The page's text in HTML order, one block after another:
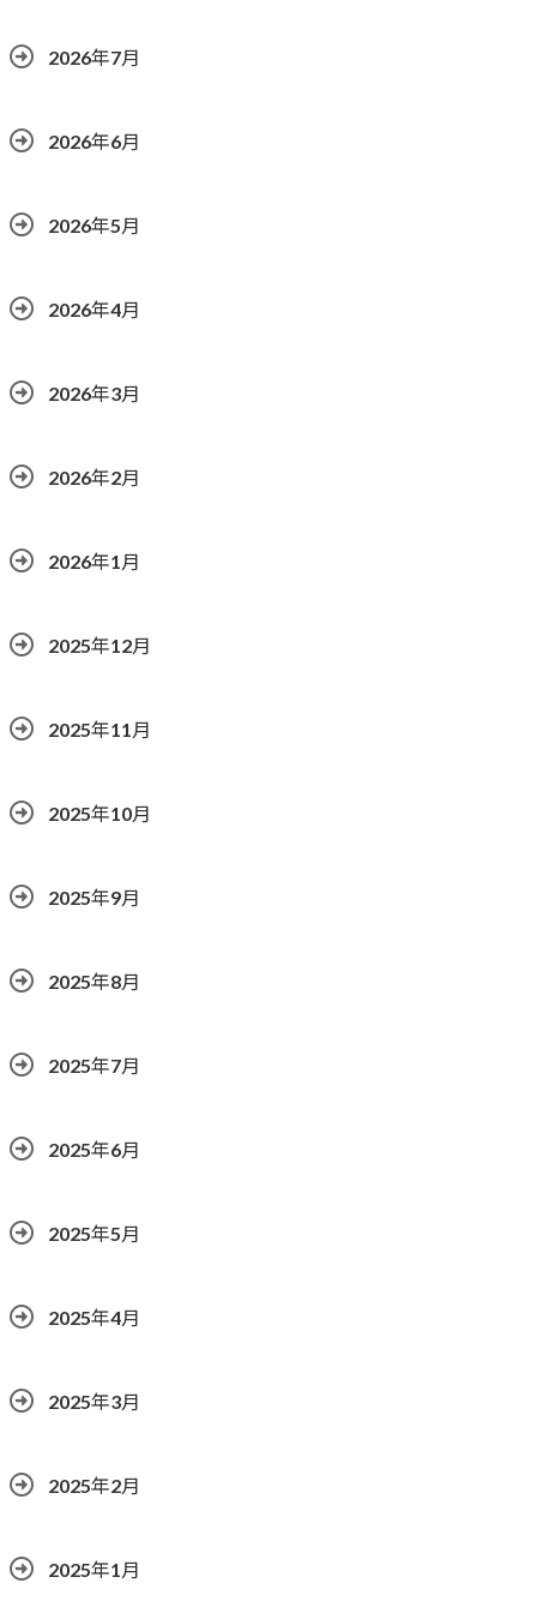
2026年7月
2026年6月
2026年5月
2026年4月
2026年3月
2026年2月
2026年1月
2025年12月
2025年11月
2025年10月
2025年9月
2025年8月
2025年7月
2025年6月
2025年5月
2025年4月
2025年3月
2025年2月
2025年1月